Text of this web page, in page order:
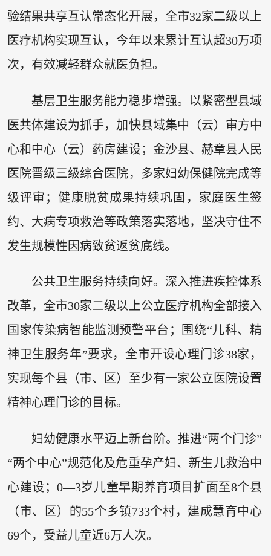
验结果共享互认常态化开展，全市32家二级以上
医疗机构实现互认，今年以来累计互认超30万项
次，有效减轻群众就医负担。
基层卫生服务能力稳步增强。以紧密型县域
医共体建设为抓手，加快县域集中（云）审方中
心和中心（云）药房建设；金沙县、赫章县人民
医院晋级三级综合医院，多家妇幼保健院完成等
级评审；健康脱贫成果持续巩固，家庭医生签
约、大病专项救治等政策落实落地，坚决守住不
发生规模性因病致贫返贫底线。
公共卫生服务持续向好。深入推进疾控体系
改革，全市30家二级以上公立医疗机构全部接入
国家传染病智能监测预警平台；围绕“儿科、精
神卫生服务年”要求，全市开设心理门诊38家，
实现每个县（市、区）至少有一家公立医院设置
精神心理门诊的目标。
妇幼健康水平迈上新台阶。推进“两个门诊”
“两个中心”规范化及危重孕产妇、新生儿救治中
心建设；0—3岁儿童早期养育项目扩面至8个县
（市、区）的55个乡镇733个村，建成慧育中心
69个，受益儿童近6万人次。